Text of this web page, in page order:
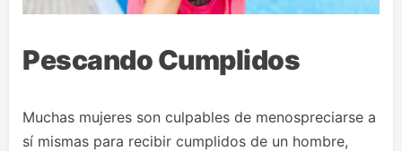
Pescando Cumplidos
Muchas mujeres son culpables de menospreciarse a
sí mismas para recibir cumplidos de un hombre,